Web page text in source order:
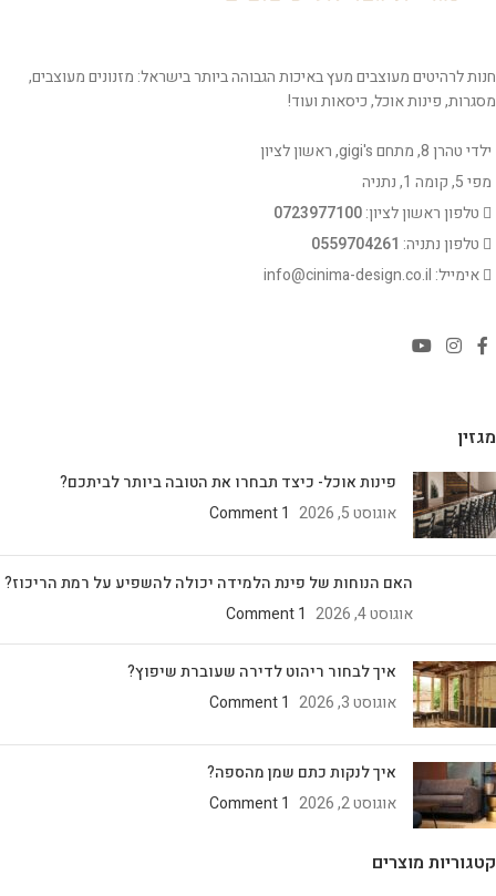
חנות לרהיטים מעוצבים מעץ באיכות הגבוהה ביותר בישראל: מזנונים מעוצבים,
מסגרות, פינות אוכל, כיסאות ועוד!
ילדי טהרן 8, מתחם gigi's, ראשון לציון
מפי 5, קומה 1, נתניה
טלפון ראשון לציון:0723977100
טלפון נתניה: 0559704261
אימייל: info@cinima-design.co.il
מגזין
פינות אוכל- כיצד תבחרו את הטובה ביותר לביתכם?
אוגוסט 5, 2026
1 Comment
האם הנוחות של פינת הלמידה יכולה להשפיע על רמת הריכוז?
אוגוסט 4, 2026
1 Comment
איך לבחור ריהוט לדירה שעוברת שיפוץ?
אוגוסט 3, 2026
1 Comment
איך לנקות כתם שמן מהספה?
אוגוסט 2, 2026
1 Comment
קטגוריות מוצרים